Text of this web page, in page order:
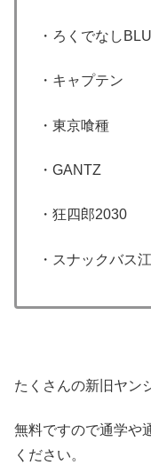
・ろくでなし
・キャプテン
・東京喰種
・GANTZ
・狂四郎2030
・スナックバス江
たくさんの新旧ヤン
無料ですので通学や
ください。